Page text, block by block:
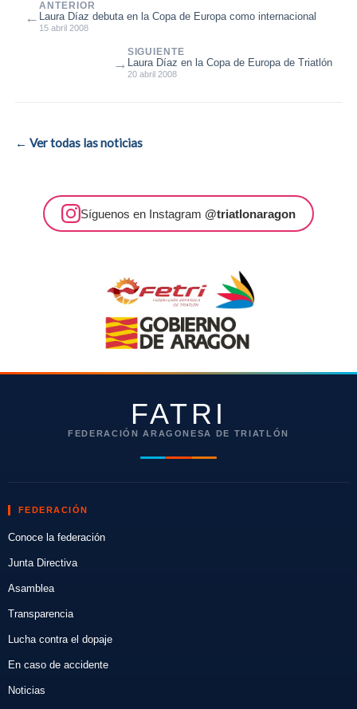
←
ANTERIOR
Laura Díaz debuta en la Copa de Europa como internacional
15 abril 2008
SIGUIENTE
Laura Díaz en la Copa de Europa de Triatlón
20 abril 2008
→
← Ver todas las noticias
Síguenos en Instagram @triatlonaragon
FATRI
FEDERACIÓN ARAGONESA DE TRIATLÓN
FEDERACIÓN
Conoce la federación
Junta Directiva
Asamblea
Transparencia
Lucha contra el dopaje
En caso de accidente
Noticias